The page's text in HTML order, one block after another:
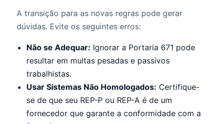
A transição para as novas regras pode gerar
dúvidas. Evite os seguintes erros:
Não se Adequar: Ignorar a Portaria 671 pode
resultar em multas pesadas e passivos
trabalhistas.
Usar Sistemas Não Homologados: Certifique-
se de que seu REP-P ou REP-A é de um
fornecedor que garante a conformidade com a